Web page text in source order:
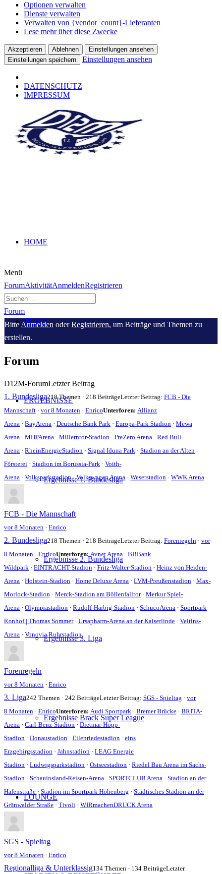
Optionen verwalten
Dienste verwalten
Verwalten von {vendor_count}-Lieferanten
Lese mehr über diese Zwecke
Akzeptieren Ablehnen
Einstellungen ansehen
Einstellungen speichern
Einstellungen ansehen
DATENSCHUTZ
IMPRESSUM
HOME
NEWS
ERGEBNISSE
Ergebnisse 1. Bundesliga
Ergebnisse 2. Bundesliga
Ergebnisse 3. Liga
Ergebnisse Brack Super League
LOUNGE
Menü
Forum-
Navigation
ForumAktivitätAnmeldenRegistrieren
Forum-
Breadcrumbs
-
bist
Forum
Bitte Anmelden oderRegistrieren, um Beiträge und Themen zu
erstellen.
Forum
D12M-ForumLetzter Beitrag
1. Bundesliga218 Themen · 218 BeiträgeLetzter Beitrag: FCB - Die
Mannschaft · vor 8 Monaten · EnricoUnterforen: Allianz
Arena · BayArena · Deutsche Bank Park · Europa-Park Stadion · Mewa
Arena · MHPArena · Millerntor-Stadion · PreZero Arena · Red Bull
Arena · RheinEnergieStadion · Signal Iduna Park · Stadion an der Alten
Försterei · Stadion im Borussia-Park · Voith-
Arena · Volksparkstadion·Volkswagen Arena · Weserstadion · WWK Arena
FCB - Die Mannschaft
vor 8 Monaten · Enrico
2. Bundesliga218 Themen · 218 BeiträgeLetzter Beitrag: Forenregeln · vor
8 Monaten · EnricoUnterforen: Avnet Arena · BBBank
Wildpark · EINTRACHT-Stadion · Fritz-Walter-Stadion · Heinz von Heiden-
Arena · Holstein-Stadion · Home Deluxe Arena · LVM-Preußenstadion · Max-
Morlock-Stadion · Merck-Stadion am Böllenfalltor· Merkur Spiel-
Arena · Olympiastadion · Rudolf-Harbig-Stadion · SchücoArena · Sportpark
Ronhof | Thomas Sommer· Ursapharm-Arena an der Kaiserlinde · Veltins-
Arena · Vonovia Ruhrstadion
Forenregeln
vor 8 Monaten · Enrico
3. Liga242 Themen · 242 BeiträgeLetzter Beitrag: SGS - Spieltag · vor
8 Monaten · EnricoUnterforen: Audi Sportpark · Bremer Brücke · BRITA-
Arena · Carl-Benz-Stadion · Dietmar-Hopp-
Stadion · Donaustadion · Eilenriedestadion · eins
Erzgebirgsstadion · Jahnstadion · LEAG Energie
Stadion · Ludwigsparkstadion · Ostseestadion · Riedel Bau Arena im Sachs-
Stadion · Schauinsland-Reisen-Arena · SPORTCLUB Arena · Stadion an der
Hafenstraße · Stadion im Sportpark Höhenberg · Städtisches Stadion an der
Grünwalder Straße · Tivoli · WIRmachenDRUCK Arena
SGS - Spieltag
vor 8 Monaten · Enrico
Regionalliga & Unterklassig134 Themen · 134 BeiträgeLetzter